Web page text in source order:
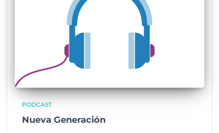
PODCAST
Nueva Generación